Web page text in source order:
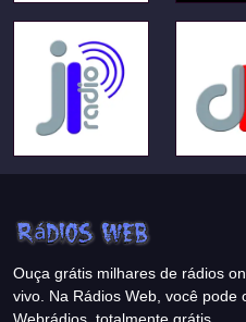
Ouça grátis milhares de rádios
vivo. Na Rádios Web, você pode